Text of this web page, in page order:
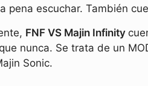
pena escuchar. También
FNF VS Majin Infinity
nunca. Se trata de un
Sonic.